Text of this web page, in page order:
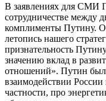
В заявлениях для СМИ
сотрудничестве между
комплименты Путину.
летопись нашего
признательность
значению вклад в
отношений». Путин
взаимодействии
частности, про